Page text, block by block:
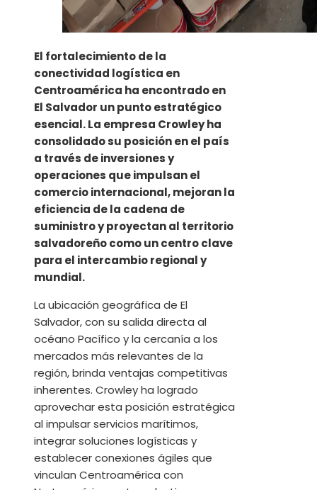
El fortalecimiento de la
conectividad logística en
Centroamérica ha encontrado en
El Salvador un punto estratégico
esencial. La empresa Crowley ha
consolidado su posición en el país
a través de inversiones y
operaciones que impulsan el
comercio internacional, mejoran la
eficiencia de la cadena de
suministro y proyectan al territorio
salvadoreño como un centro clave
para el intercambio regional y
mundial.
La ubicación geográfica de El
Salvador, con su salida directa al
océano Pacífico y la cercanía a los
mercados más relevantes de la
región, brinda ventajas competitivas
inherentes. Crowley ha logrado
aprovechar esta posición estratégica
al impulsar servicios marítimos,
integrar soluciones logísticas y
establecer conexiones ágiles que
vinculan Centroamérica con